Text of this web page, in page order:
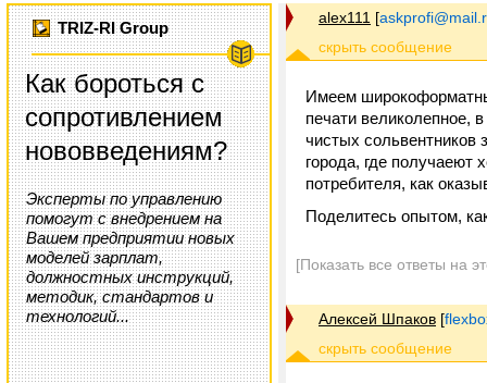
TRIZ-RI Group
Как бороться с
сопротивлением
нововведениям?
Эксперты по управлению
помогут с внедрением на
Вашем предприятии новых
моделей зарплат,
должностных инструкций,
методик, стандартов и
технологий...
alex111 [
Имеем
печати великолепное,
чистых сольвентников
города, где получаеют
потребителя, как
Поделитесь опытом,
[Показать все ответы на
Алексей Шпаков [